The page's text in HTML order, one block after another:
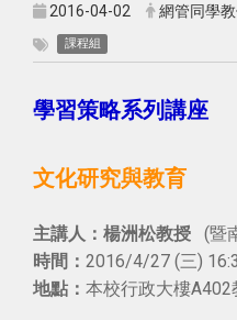
2016-04-02 網管同學
課程組
學習策略系列講座
文化研究與教育
主講人：楊洲松教授 (暨
時間： 2016/4/27 (三)
地點： 本校行政大樓A402